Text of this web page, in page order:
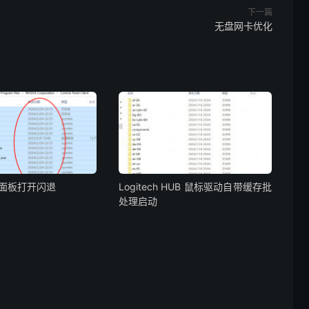
下一篇
无盘网卡优化
板打开闪退
Logitech HUB 鼠标驱动自带缓存批
处理启动